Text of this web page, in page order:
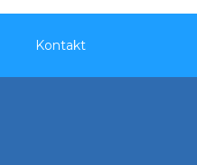
Kontakt